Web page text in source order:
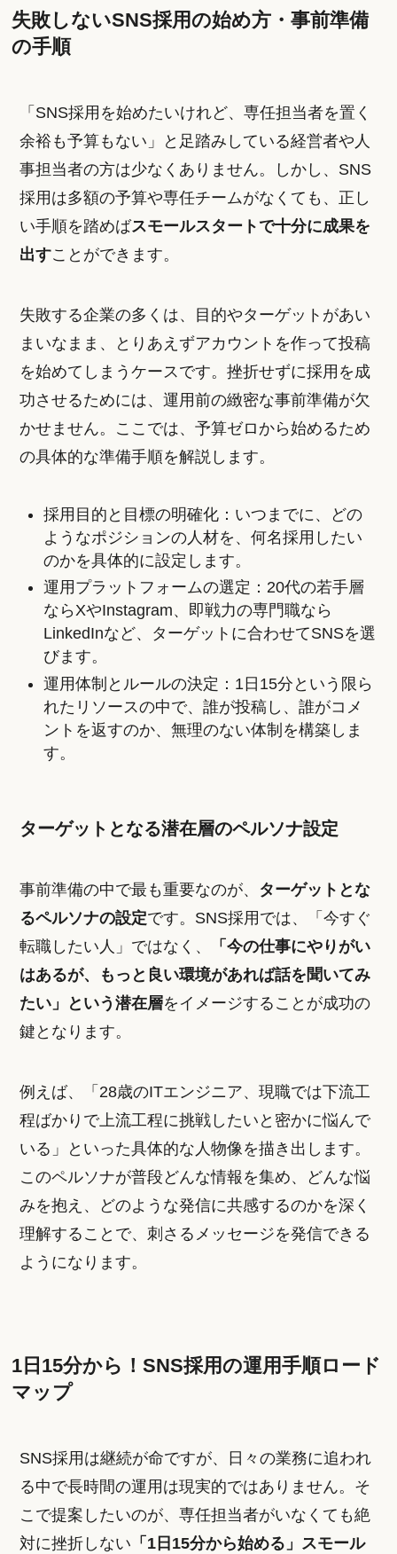
失敗しないSNS採用の始め方・事前準備
の手順
「SNS採用を始めたいけれど、専任担当者を置く
余裕も予算もない」と足踏みしている経営者や人
事担当者の方は少なくありません。しかし、SNS
採用は多額の予算や専任チームがなくても、正し
い手順を踏めばスモールスタートで十分に成果を
出すことができます。
失敗する企業の多くは、目的やターゲットがあい
まいなまま、とりあえずアカウントを作って投稿
を始めてしまうケースです。挫折せずに採用を成
功させるためには、運用前の緻密な事前準備が欠
かせません。ここでは、予算ゼロから始めるため
の具体的な準備手順を解説します。
採用目的と目標の明確化：いつまでに、どの
ようなポジションの人材を、何名採用したい
のかを具体的に設定します。
運用プラットフォームの選定：20代の若手層
ならXやInstagram、即戦力の専門職なら
LinkedInなど、ターゲットに合わせてSNSを選
びます。
運用体制とルールの決定：1日15分という限ら
れたリソースの中で、誰が投稿し、誰がコメ
ントを返すのか、無理のない体制を構築しま
す。
ターゲットとなる潜在層のペルソナ設定
事前準備の中で最も重要なのが、 ターゲットとな
るペルソナの設定です。SNS採用では、「今すぐ
転職したい人」ではなく、
「今の仕事にやりがい
はあるが、もっと良い環境があれば話を聞いてみ
たい」という潜在層をイメージすることが成功の
鍵となります。
例えば、「28歳のITエンジニア、現職では下流工
程ばかりで上流工程に挑戦したいと密かに悩んで
いる」といった具体的な人物像を描き出します。
このペルソナが普段どんな情報を集め、どんな悩
みを抱え、どのような発信に共感するのかを深く
理解することで、刺さるメッセージを発信できる
ようになります。
1日15分から！SNS採用の運用手順ロード
マップ
SNS採用は継続が命ですが、日々の業務に追われ
る中で長時間の運用は現実的ではありません。そ
こで提案したいのが、専任担当者がいなくても絶
対に挫折しない 「1日15分から始める」スモール